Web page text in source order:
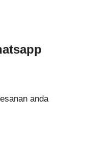
anda